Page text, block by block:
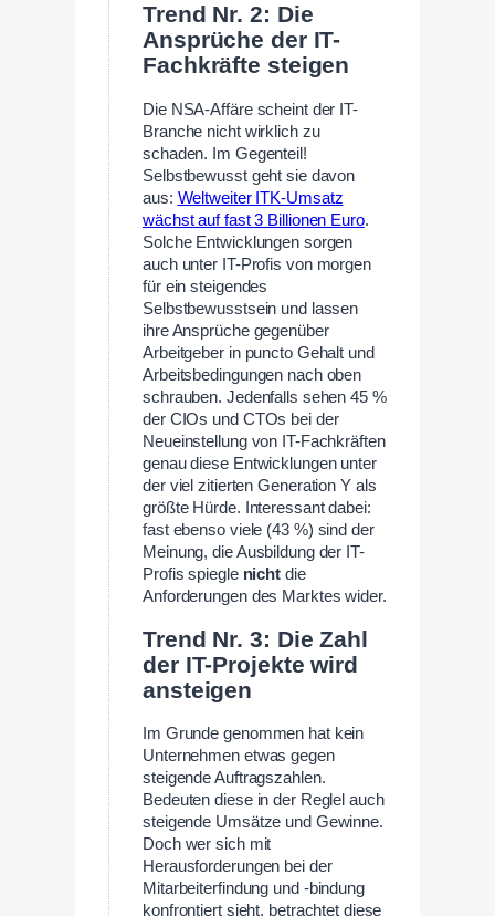
Trend Nr. 2: Die
Ansprüche der IT-
Fachkräfte steigen
Die NSA-Affäre scheint der IT-
Branche nicht wirklich zu
schaden. Im Gegenteil!
Selbstbewusst geht sie davon
aus: Weltweiter ITK-Umsatz
wächst auf fast 3 Billionen Euro.
Solche Entwicklungen sorgen
auch unter IT-Profis von morgen
für ein steigendes
Selbstbewusstsein und lassen
ihre Ansprüche gegenüber
Arbeitgeber in puncto Gehalt und
Arbeitsbedingungen nach oben
schrauben. Jedenfalls sehen 45 %
der CIOs und CTOs bei der
Neueinstellung von IT-Fachkräften
genau diese Entwicklungen unter
der viel zitierten Generation Y als
größte Hürde. Interessant dabei:
fast ebenso viele (43 %) sind der
Meinung, die Ausbildung der IT-
Profis spiegle nicht die
Anforderungen des Marktes wider.
Trend Nr. 3: Die Zahl
der IT-Projekte wird
ansteigen
Im Grunde genommen hat kein
Unternehmen etwas gegen
steigende Auftragszahlen.
Bedeuten diese in der Reglel auch
steigende Umsätze und Gewinne.
Doch wer sich mit
Herausforderungen bei der
Mitarbeiterfindung und -bindung
konfrontiert sieht, betrachtet diese